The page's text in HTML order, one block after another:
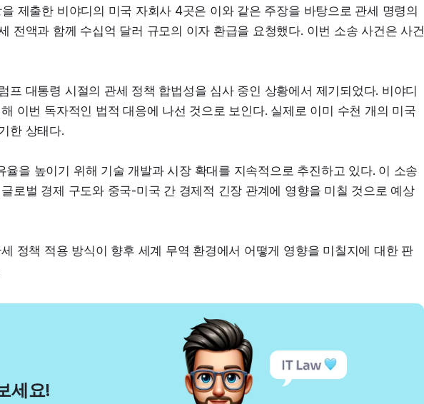
제출한 비야디의 미국 자회사 4곳은 이와 같은 주장을 바탕으로 관세 명령의
전액과 함께 수십억 달러 규모의 이자 환급을 요청했다. 이번 소송 사건은 사건
프 대통령 시절의 관세 정책 합법성을 심사 중인 상황에서 제기되었다. 비야디
이번 독자적인 법적 대응에 나선 것으로 보인다. 실제로 이미 수천 개의 미국
한 상태다.
을 높이기 위해 기술 개발과 시장 확대를 지속적으로 추진하고 있다. 이 소송
로벌 경제 구도와 중국-미국 간 경제적 긴장 관계에 영향을 미칠 것으로 예상
정책 적용 방식이 향후 세계 무역 환경에서 어떻게 영향을 미칠지에 대한 판
세요!